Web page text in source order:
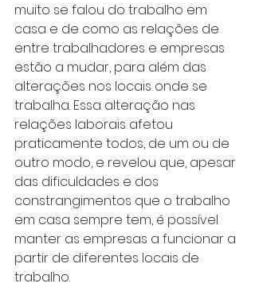
muito se falou do trabalho em
casa e de como as relações de
entre trabalhadores e empresas
estão a mudar, para além das
alterações nos locais onde se
trabalha. Essa alteração nas
relações laborais afetou
praticamente todos, de um ou de
outro modo, e revelou que, apesar
das dificuldades e dos
constrangimentos que o trabalho
em casa sempre tem, é possível
manter as empresas a funcionar a
partir de diferentes locais de
trabalho.